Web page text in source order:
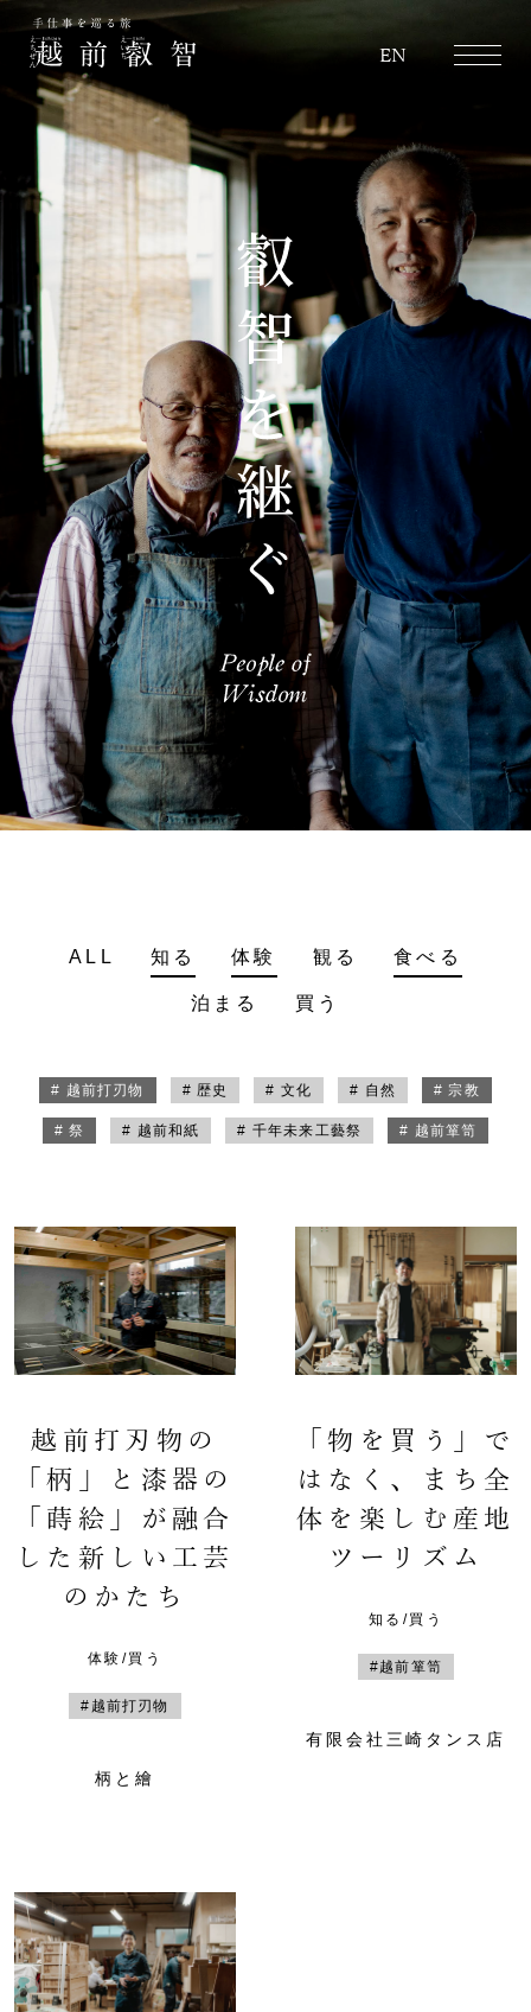
EN
ALL 知る 体験 観る 食べる
泊まる 買う
# 越前打刃物 # 歴史 # 文化 # 自然 # 宗教
# 祭 # 越前和紙 # 千年未来工藝祭 # 越前箪笥
越前打刃物の
「柄」と漆器の
「蒔絵」が融合
した新しい工芸
のかたち
体験/買う
#越前打刃物
柄と繪
「物を買う」で
はなく、まち全
体を楽しむ産地
ツーリズム
知る/買う
#越前箪笥
有限会社三崎タンス店